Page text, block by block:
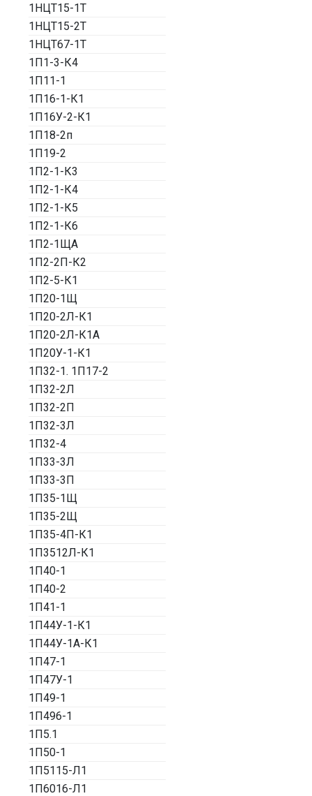
1НЦТ15-1Т
1НЦТ15-2Т
1НЦТ67-1Т
1П1-3-К4
1П11-1
1П16-1-К1
1П16У-2-К1
1П18-2п
1П19-2
1П2-1-К3
1П2-1-К4
1П2-1-К5
1П2-1-К6
1П2-1ЩА
1П2-2П-К2
1П2-5-К1
1П20-1Щ
1П20-2Л-К1
1П20-2Л-К1А
1П20У-1-К1
1П32-1. 1П17-2
1П32-2Л
1П32-2П
1П32-3Л
1П32-4
1П33-3Л
1П33-3П
1П35-1Щ
1П35-2Щ
1П35-4П-К1
1П3512Л-К1
1П40-1
1П40-2
1П41-1
1П44У-1-К1
1П44У-1А-К1
1П47-1
1П47У-1
1П49-1
1П496-1
1П5.1
1П50-1
1П5115-Л1
1П6016-Л1